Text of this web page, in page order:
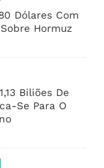
Dólares Com
Hormuz
Biliões De
Se Para O